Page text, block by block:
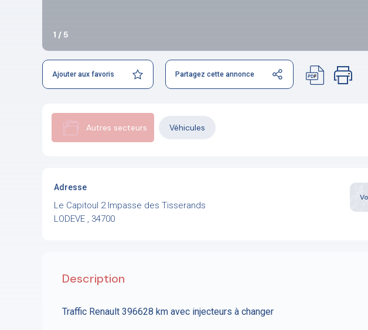
1 / 5
Ajouter aux favoris Partagez cette annonce
Autres secteurs Véhicules
Adresse
Le Capitoul 2 Impasse des Tisserands
LODEVE , 34700
Description
Traffic Renault 396628 km avec injecteurs à changer